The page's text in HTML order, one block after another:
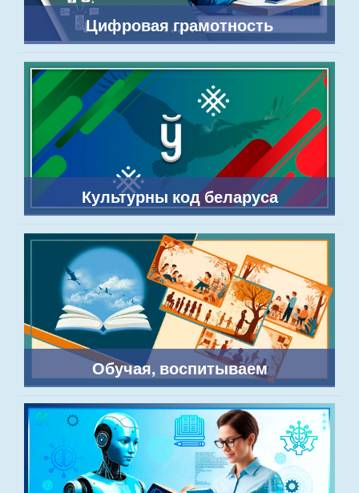
Цифровая грамотность
Культурны код беларуса
Обучая, воспитываем